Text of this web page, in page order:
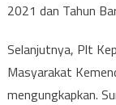
2021 dan Tahun
Selanjutnya, Plt
Masyarakat
mengungkapkan.